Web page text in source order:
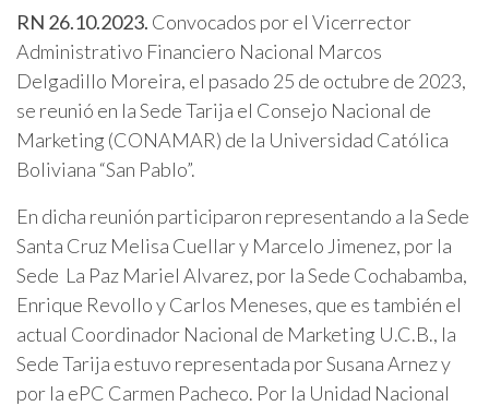
RN 26.10.2023. Convocados por el Vicerrector
Administrativo Financiero Nacional Marcos
Delgadillo Moreira, el pasado 25 de octubre de 2023,
se reunió en la Sede Tarija el Consejo Nacional de
Marketing (CONAMAR) de la Universidad Católica
Boliviana “San Pablo”.
En dicha reunión participaron representando a la Sede
Santa Cruz Melisa Cuellar y Marcelo Jimenez, por la
Sede La Paz Mariel Alvarez, por la Sede Cochabamba,
Enrique Revollo y Carlos Meneses, que es también el
actual Coordinador Nacional de Marketing U.C.B., la
Sede Tarija estuvo representada por Susana Arnez y
por la ePC Carmen Pacheco. Por la Unidad Nacional